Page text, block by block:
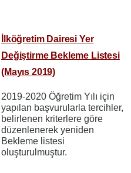
İlköğretim Dairesi Yer
Değiştirme Bekleme Listesi
(Mayıs 2019)
2019-2020 Öğretim Yılı için
yapılan başvurularla tercihler,
belirlenen kriterlere göre
düzenlenerek yeniden
Bekleme listesi
oluşturulmuştur.